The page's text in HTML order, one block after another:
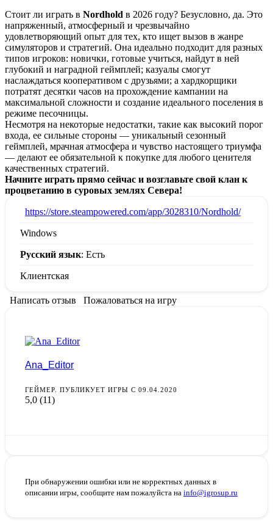
Стоит ли играть в Nordhold в 2026 году? Безусловно, да. Это
напряженный, атмосферный и чрезвычайно
удовлетворяющий опыт для тех, кто ищет вызов в жанре
симуляторов и стратегий. Она идеально подходит для разных
типов игроков: новички, готовые учиться, найдут в ней
глубокий и наградной геймплей; казуалы смогут
наслаждаться кооперативом с друзьями; а хардкорщики
потратят десятки часов на прохождение кампании на
максимальной сложности и создание идеального поселения в
режиме песочницы.
Несмотря на некоторые недостатки, такие как высокий порог
входа, ее сильные стороны — уникальный сезонный
геймплей, мрачная атмосфера и чувство настоящего триумфа
— делают ее обязательной к покупке для любого ценителя
качественных стратегий.
Начните играть прямо сейчас и возглавьте свой клан к
процветанию в суровых землях Севера!
https://store.steampowered.com/app/3028310/Nordhold/
Windows
Русский язык: Есть
Клиентская
Написать отзыв Пожаловаться на игру
Ana_Editor
ГЕЙМЕР. ПУБЛИКУЕТ ИГРЫ С 09.04.2020
5,0 (11)
При обнаружении ошибки или не корректных данных в
описании игры, сообщите нам пожалуйста на info@igrosup.ru